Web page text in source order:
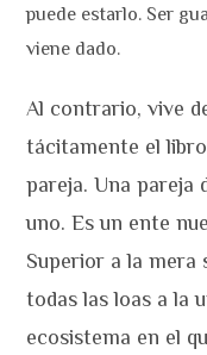
puede estarlo. Ser
viene dado.
Al contrario, vive
tácitamente el
pareja. Una pareja
uno. Es un ente
Superior a la mera
todas las loas a la
ecosistema en el